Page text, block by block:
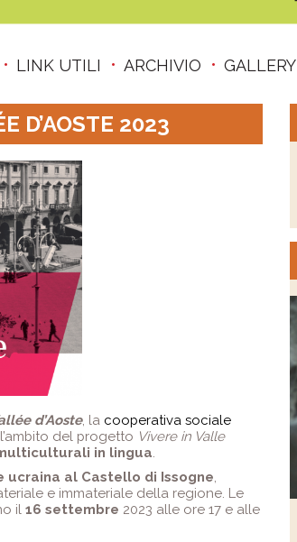
LINK UTILI ARCHIVIO GALLERY
D’AOSTE 2023
d’Aoste, la cooperativa sociale
del progetto Vivere in Valle
in lingua.
al Castello di Issogne,
e immateriale della regione. Le
il 16 settembre 2023 alle ore 17 e alle